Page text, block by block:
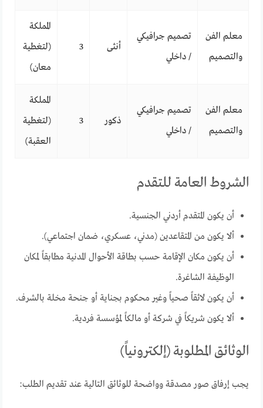
معلم الفن
والتصميم
تصميم جرافيكي
/ داخلي
أنثى 3
المملكة
(لتغطية
معان)
معلم الفن
والتصميم
تصميم جرافيكي
/ داخلي
ذكور 3
المملكة
(لتغطية
العقبة)
الشروط العامة للتقدم
أن يكون المتقدم أردني الجنسية.
ألا يكون من المتقاعدين (مدني، عسكري، ضمان اجتماعي).
أن يكون مكان الإقامة حسب بطاقة الأحوال المدنية مطابقاً لمكان
الوظيفة الشاغرة.
أن يكون لائقاً صحياً وغير محكوم بجناية أو جنحة مخلة بالشرف.
ألا يكون شريكاً في شركة أو مالكاً لمؤسسة فردية.
الوثائق المطلوبة (إلكترونياً)
يجب إرفاق صور مصدقة وواضحة للوثائق التالية عند تقديم الطلب: